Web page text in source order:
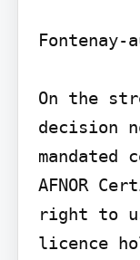
Fontenay-
On the
decision
AFNOR
right to
licence